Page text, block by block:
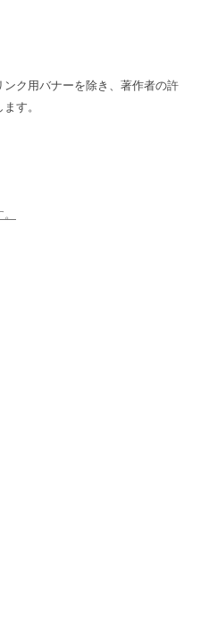
ク用バナーを除き、著作者の許
す。